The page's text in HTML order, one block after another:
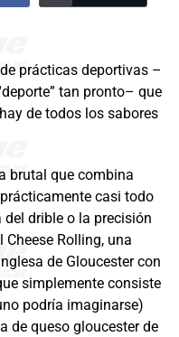
prácticas deportivas –
tan pronto– que
de todos los sabores
brutal que combina
casi todo
drible o la precisión
Rolling, una
de Gloucester con
simplemente consiste
podría imaginarse)
de queso gloucester de